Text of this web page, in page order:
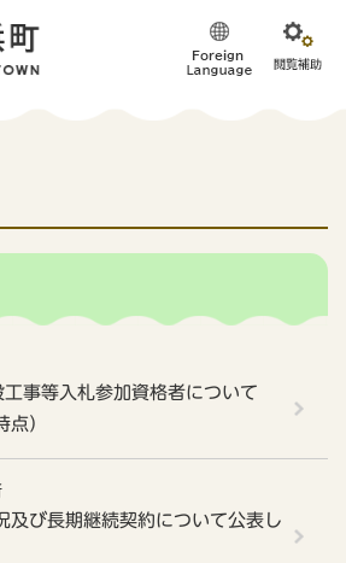
事等入札参加資格者について
点）
及び長期継続契約について公表し